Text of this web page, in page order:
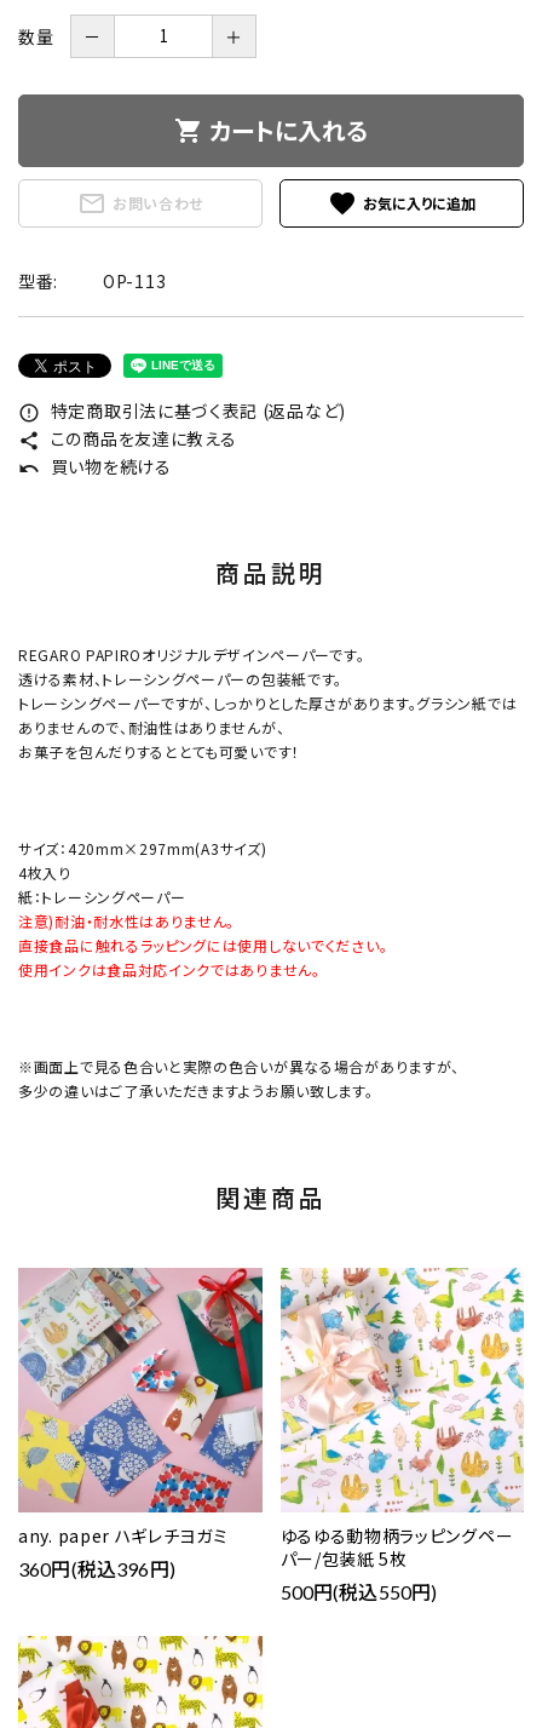
数量 － ＋
shopping_cart カートに入れる
mail_outline お問い合わせ favorite
型番: OP-113
error_outline 特定商取引法に基づく表記 (返品など)
share この商品を友達に教える
undo 買い物を続ける
商品説明
REGARO PAPIROオリジナルデザインペーパーです。
透ける素材、トレーシングペーパーの包装紙です。
トレーシングペーパーですが、しっかりとした厚さがあります。グラシン紙では
ありませんので、耐油性はありませんが、
お菓子を包んだりするととても可愛いです！
サイズ：420mm×297mm(A3サイズ)
4枚入り
紙：トレーシングペーパー
注意)耐油・耐水性はありません。
直接食品に触れるラッピングには使用しないでください。
使用インクは食品対応インクではありません。
※画面上で見る色合いと実際の色合いが異なる場合がありますが、
多少の違いはご了承いただきますようお願い致します。
関連商品
any. paper ハギレチヨガミ
360円(税込396円)
ゆるゆる動物柄ラッピングペー
パー/包装紙 5枚
500円(税込550円)